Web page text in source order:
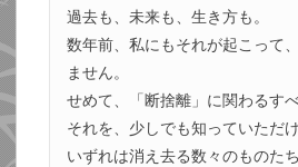
過去も、未来も、生き方も。
数年前、私にもそれが起こって
ません。
せめて、「断捨離」に関わるす
それを、少しでも知っていただ
いずれは消え去る数々のものたち